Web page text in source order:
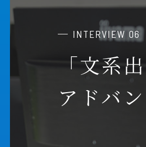
INTERVIEW 06
「文系
アドバ